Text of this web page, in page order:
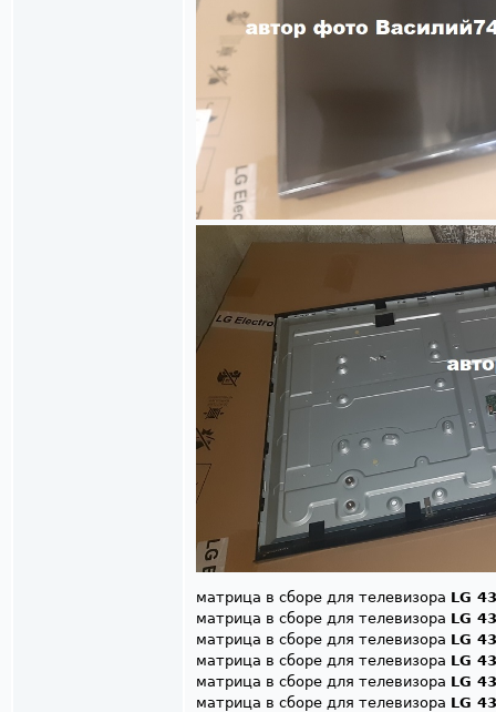
матрица в сборе для телевизора LG
матрица в сборе для телевизора LG
матрица в сборе для телевизора LG
матрица в сборе для телевизора LG
матрица в сборе для телевизора LG
матрица в сборе для телевизора LG